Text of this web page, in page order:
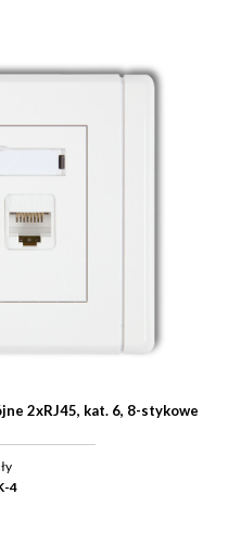
2xRJ45, kat. 6, 8-stykowe
4